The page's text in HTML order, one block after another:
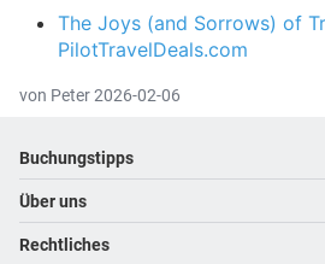
The Joys (and Sorrows) of
PilotTravelDeals.com
von Peter 2026-02-06
Footer navigation
Buchungstipps
Hoteltipps
Reisewelten
Über uns
Kontakt
Rechtliches